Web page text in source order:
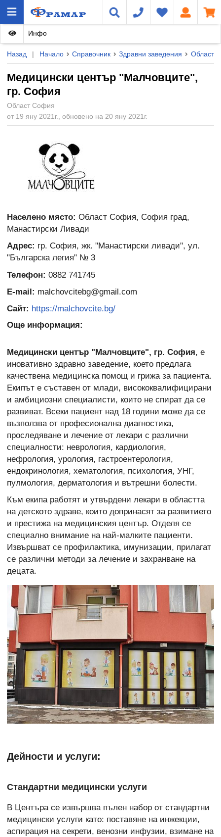
Назад | Начало Справочник Здравни заведения Област
Медицински център "Малчовците",
гр. София
Област София
от 19 яну 2021г., обновено на 20 яну 2021г.
Инфо
Населено място: Област София, София град,
Манастирски Ливади
Адрес: гр. София, жк. "Манастирски ливади", ул.
"Българска легия" № 3
Телефон: 0882 741745
E-mail: malchovcitebg@gmail.com
Сайт: https://malchovcite.bg/
Още информация:
Медицински център "Малчовците", гр. София, е
иновативно здравно заведение, което предлага
качествена медицинска помощ и грижа за пациента.
Екипът е съставен от млади, висококвалифицирани
и амбициозни специалисти, които не спират да се
развиват. Всеки пациент над 18 години може да се
възползва от професионална диагностика,
проследяване и лечение от лекари с различни
специалности: неврология, кардиология,
нефрология, урология, гастроентерология,
ендокринология, хематология, психология, УНГ,
пулмология, дерматология и вътрешни болести.
Към екипа работят и утвърдени лекари в областта
на детското здраве, които допринасят за развитието
и престижа на медицинския център. Отделя се
специално внимание на най-малките пациенти.
Извършват се профилактика, имунизации, прилагат
се различни методи за лечение и захранване на
децата.
Дейности и услуги:
Стандартни медицински услуги
В Центъра се извършва пълен набор от стандартни
медицински услуги като: поставяне на инжекции,
аспирация на секрети, венозни инфузии, взимане на